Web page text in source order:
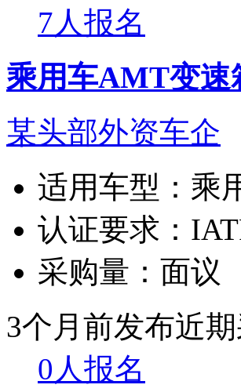
7人报名
乘用车AMT变速
某头部外资车企
适用车型： 乘
认证要求：
采购量： 面议
3个月前发布近
0人报名